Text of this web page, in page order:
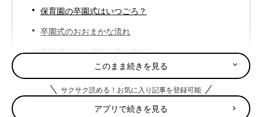
保育園の卒園式はいつごろ？
卒園式のおおまかな流れ
卒園式当日の服装や持ち物は？
卒園式後の保育はどうなるの？
まとめ
このまま続きを見る
サクサク読める！お気に入り記事を登録可能
アプリで続きを見る